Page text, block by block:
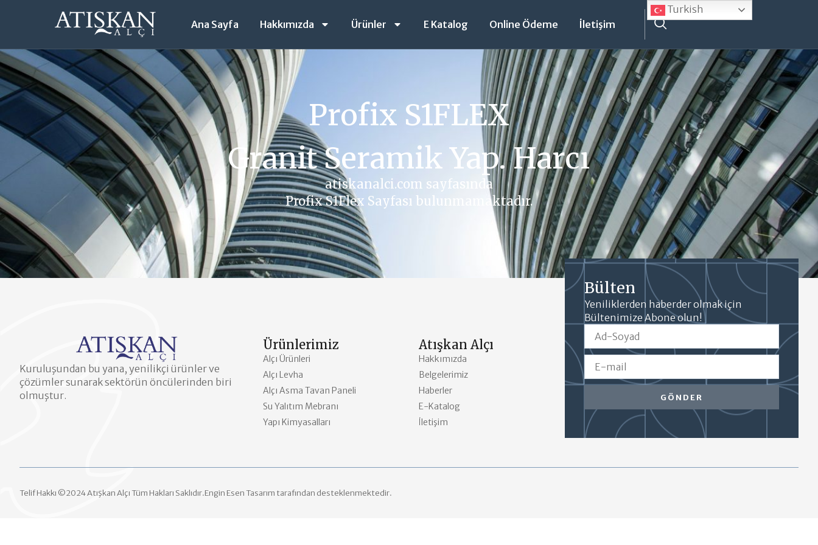
Ana Sayfa Hakkımızda Ürünler E Katalog Online Ödeme İletişim
Profix S1FLEX
Granit Seramik Yap. Harcı
atiskanalci.com sayfasında
Profix S1Flex Sayfası bulunmamaktadır.
Kuruluşundan bu yana, yenilikçi ürünler ve
çözümler sunarak sektörün öncülerinden biri
olmuştur.
Ürünlerimiz
Alçı Ürünleri
Alçı Levha
Alçı Asma Tavan Paneli
Su Yalıtım Mebranı
Yapı Kimyasalları
Atışkan Alçı
Hakkımızda
Belgelerimiz
Haberler
E-Katalog
İletişim
Bülten
Yeniliklerden haberder olmak için
Bültenimize Abone olun!
GÖNDER
Telif Hakkı ©2024 Atışkan Alçı Tüm Hakları Saklıdır.Engin Esen Tasarım tarafından desteklenmektedir.
Turkish